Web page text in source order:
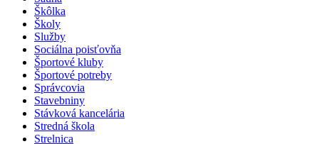
Škôlka
Školy
Služby
Sociálna poisťovňa
Športové kluby
Športové potreby
Správcovia
Stavebniny
Stávková kancelária
Stredná škola
Strelnica